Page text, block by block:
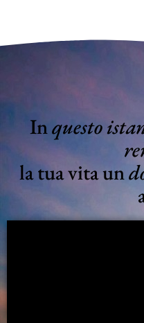
Inquesto
la tua vita un